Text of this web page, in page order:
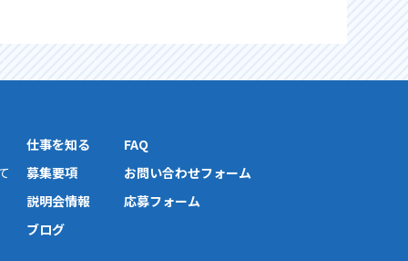
仕事を知る
募集要項
説明会情報
ブログ
FAQ
お問い合わせフォーム
応募フォーム